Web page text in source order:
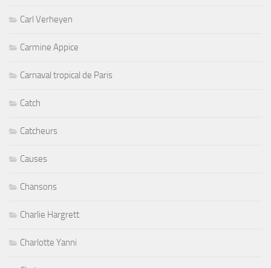
Carl Verheyen
Carmine Appice
Carnaval tropical de Paris
Catch
Catcheurs
Causes
Chansons
Charlie Hargrett
Charlotte Yanni